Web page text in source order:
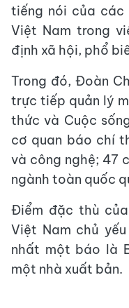
tiếng nói của
Việt Nam trong
định xã hội, phổ
Trong đó, Đoàn
trực tiếp quản lý
thức và Cuộc
cơ quan báo chí
và công nghệ; 47
ngành toàn quốc
Điểm đặc thù
Việt Nam chủ
nhất một báo là
một nhà xuất bản.